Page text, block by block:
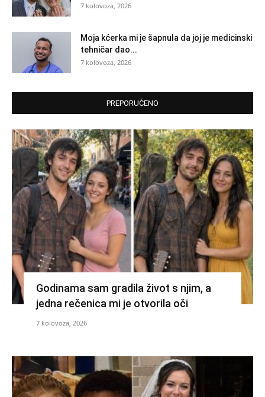
7 kolovoza, 2026
Moja kćerka mi je šapnula da joj je medicinski
tehničar dao...
7 kolovoza, 2026
PREPORUČENO
Godinama sam gradila život s njim, a
jedna rečenica mi je otvorila oči
7 kolovoza, 2026